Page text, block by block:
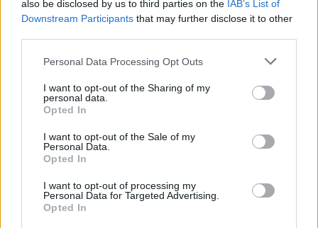
also be disclosed by us to third parties on the IAB’s List of
Downstream Participants that may further disclose it to other
Please note that this website/app uses one or more Google
not limited to your visit or usage behaviour. You may click to
grant or deny consent to Google and its third-party tags to
use your data for below specified purposes in below Google
consent section.
Personal Data Processing Opt Outs
I want to opt-out of the Sharing of my
personal data.
Opted In
I want to opt-out of the Sale of my
Personal Data.
Opted In
I want to opt-out of processing my
Personal Data for Targeted Advertising.
Opted In
Vir: Kristina Ločičnik in Robert Preglau
Opozorilo:Po 297. členu Kazenskega zakonika je
posameznik kazensko odgovoren za javno spodbujanje
rasističnimi, diskriminatornimi ali nezakonitimi vsebinami bodo
odstranjeni. Pravila komentiranja →